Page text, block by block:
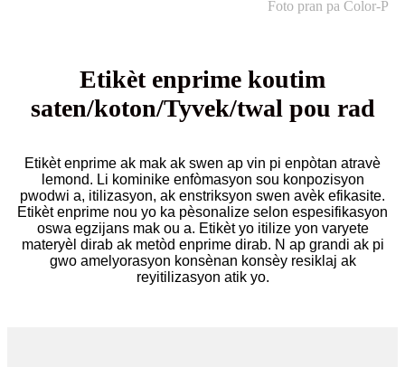
Foto pran pa Color-P
Etikèt enprime koutim
saten/koton/Tyvek/twal pou rad
Etikèt enprime ak mak ak swen ap vin pi enpòtan atravè
lemond. Li kominike enfòmasyon sou konpozisyon
pwodwi a, itilizasyon, ak enstriksyon swen avèk efikasite.
Etikèt enprime nou yo ka pèsonalize selon espesifikasyon
oswa egzijans mak ou a. Etikèt yo itilize yon varyete
materyèl dirab ak metòd enprime dirab. N ap grandi ak pi
gwo amelyorasyon konsènan konsèy resiklaj ak
reyitilizasyon atik yo.